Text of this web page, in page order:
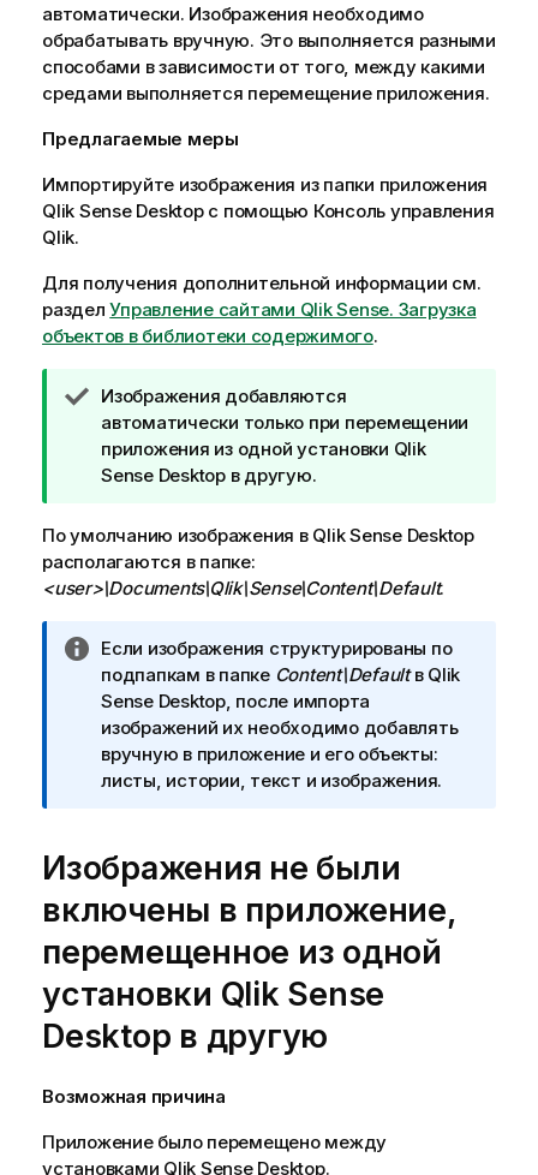
автоматически. Изображения необходимо
обрабатывать вручную. Это выполняется разными
способами в зависимости от того, между какими
средами выполняется перемещение приложения.
Предлагаемые меры
Импортируйте изображения из папки приложения
Qlik Sense Desktopс помощью Консоль управления
Qlik.
Для получения дополнительной информации см.
разделУправление сайтами Qlik Sense. Загрузка
объектов в библиотеки содержимого.
П
р
и
м
ч
а
н
к
п
о
д
с
к
к
Изображения добавляются
автоматически только при перемещении
приложения из одной установки Qlik
Sense Desktopв другую.
По умолчанию изображения в Qlik Sense Desktop
располагаются в папке:
<user>\Documents\Qlik\Sense\Content\Default.
П
р
и
м
е
ч
и
е
к
н
ф
р
а
и
Если изображения структурированы по
подпапкам в папке Content\Defaultв Qlik
Sense Desktop, после импорта
изображений их необходимо добавлять
вручную в приложение и его объекты:
листы, истории, текст и изображения.
Изображения не были
включены в приложение,
перемещенное из одной
установки Qlik Sense
Desktop в другую
Возможная причина
Приложение было перемещено между
установками Qlik Sense Desktop.